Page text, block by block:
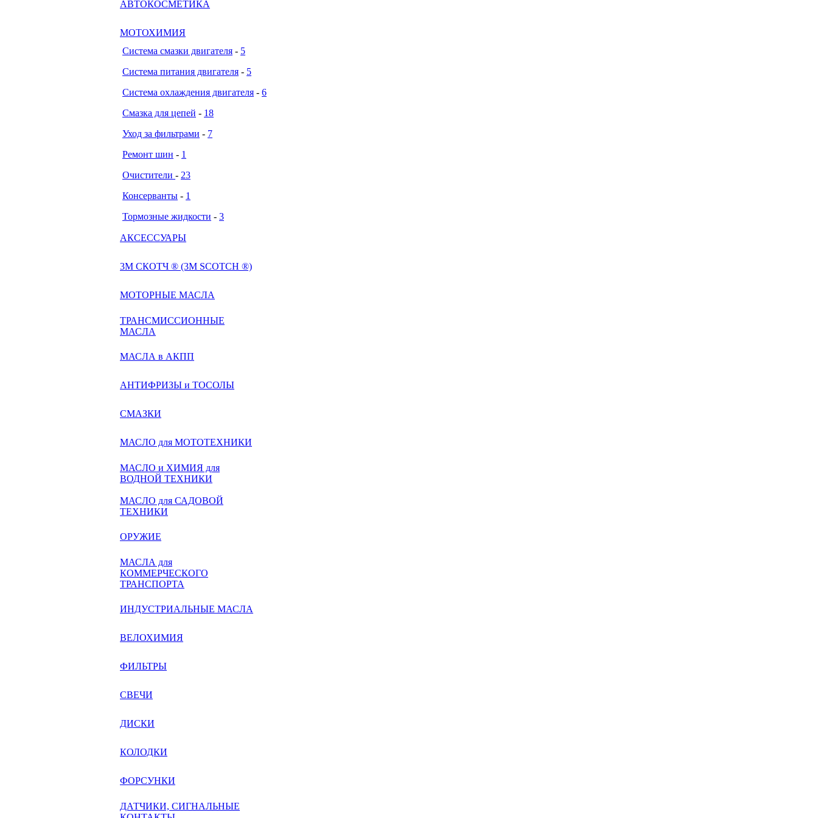
АВТОКОСМЕТИКА
МОТОХИМИЯ
Система смазки двигателя - 5
Система питания двигателя - 5
Система охлаждения двигателя - 6
Смазка для цепей - 18
Уход за фильтрами - 7
Ремонт шин - 1
Очистители - 23
Консерванты - 1
Тормозные жидкости - 3
АКСЕССУАРЫ
3М СКОТЧ ® (3M SCOTCH ®)
МОТОРНЫЕ МАСЛА
ТРАНСМИССИОННЫЕ
МАСЛА
МАСЛА в АКПП
АНТИФРИЗЫ и ТОСОЛЫ
СМАЗКИ
МАСЛО для МОТОТЕХНИКИ
МАСЛО и ХИМИЯ для
ВОДНОЙ ТЕХНИКИ
МАСЛО для САДОВОЙ
ТЕХНИКИ
ОРУЖИЕ
МАСЛА для
КОММЕРЧЕСКОГО
ТРАНСПОРТА
ИНДУСТРИАЛЬНЫЕ МАСЛА
ВЕЛОХИМИЯ
ФИЛЬТРЫ
СВЕЧИ
ДИСКИ
КОЛОДКИ
ФОРСУНКИ
ДАТЧИКИ, СИГНАЛЬНЫЕ